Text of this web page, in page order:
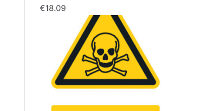
€18.09